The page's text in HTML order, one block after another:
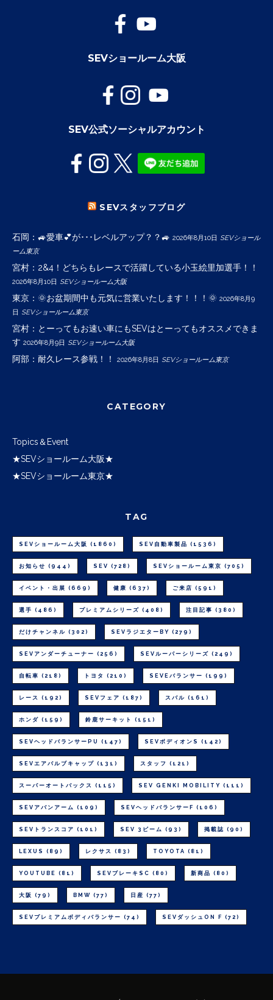
SEVショールーム大阪
SEV公式ソーシャルアカウント
SEVスタッフブログ
石岡：🚙愛車💕が･･･レベルアップ？？🚙 2026年8月10日 SEVショール
ーム東京
宮村：2&4！どちらもレースで活躍している小玉絵里加選手！！
2026年8月10日 SEVショールーム大阪
東京：🌞お盆期間中も元気に営業いたします！！！🌞 2026年8月9
日 SEVショールーム東京
宮村：とーってもお速い車にもSEVはとーってもオススメできま
す 2026年8月9日 SEVショールーム大阪
阿部：耐久レース参戦！！ 2026年8月8日 SEVショールーム東京
CATEGORY
Topics＆Event
★SEVショールーム大阪★
★SEVショールーム東京★
TAG
SEVショールーム大阪 (1860) SEV自動車製品 (1536)
お知らせ (944) SEV (728) SEVショールーム東京 (705)
イベント・出展 (669) 健康 (637) ご来店 (591)
選手 (486) プレミアムシリーズ (408) 注目記事 (380)
だけチャンネル (302) SEVラジエターBY (279)
SEVアンダーチューナー (256) SEVルーパーシリーズ (249)
自転車 (218) トヨタ (210) SEVEバランサー (199)
レース (192) SEVフェア (187) スバル (161)
ホンダ (159) 鈴鹿サーキット (151)
SEVヘッドバランサーPU (147) SEVボディオンS (142)
SEVエアバルブキャップ (131) スタッフ (121)
スーパーオートバックス (115) SEV GENKI MOBILITY (111)
SEVアバンアーム (109) SEVヘッドバランサーF (106)
SEVトランスコア (101) SEV 3ビーム (93) 掲載誌 (90)
LEXUS (89) レクサス (83) TOYOTA (81)
YOUTUBE (81) SEVブレーキSC (80) 新商品 (80)
大阪 (79) BMW (77) 日産 (77)
SEVプレミアムボディバランサー (74) SEVダッシュON F (72)